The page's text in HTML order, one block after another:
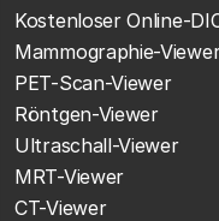
Kostenloser Online-
Mammographie-
PET-Scan-Viewer
Röntgen-Viewer
Ultraschall-Viewer
MRT-Viewer
CT-Viewer